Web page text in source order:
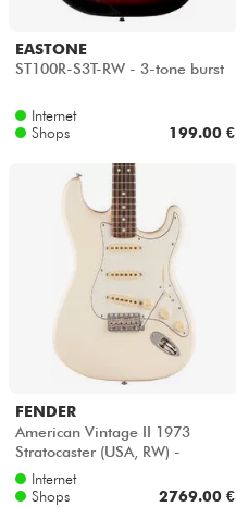
EASTONE
ST100R-S3T-RW - 3-tone burst
Internet
Shops
199.00 €
FENDER
American Vintage II 1973
Stratocaster (USA, RW) -
Olympic white
Internet
Shops
2769.00 €